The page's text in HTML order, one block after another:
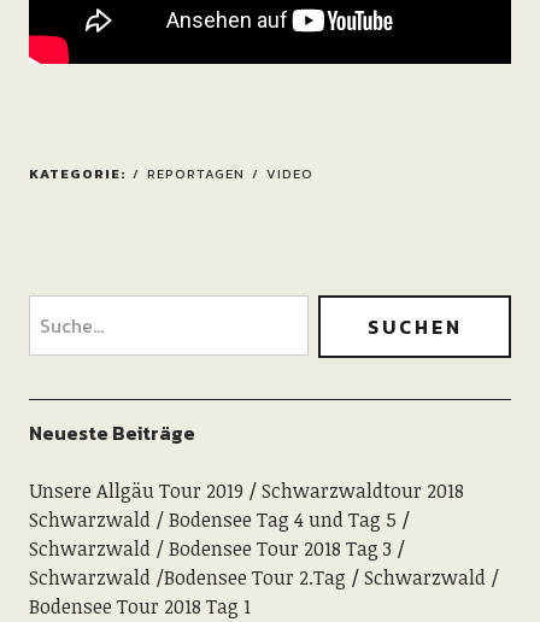
KATEGORIE: REPORTAGEN VIDEO
Neueste Beiträge
Unsere Allgäu Tour 2019
Schwarzwaldtour 2018
Schwarzwald / Bodensee Tag 4 und Tag 5
Schwarzwald / Bodensee Tour 2018 Tag 3
Schwarzwald /Bodensee Tour 2.Tag
Schwarzwald /
Bodensee Tour 2018 Tag 1